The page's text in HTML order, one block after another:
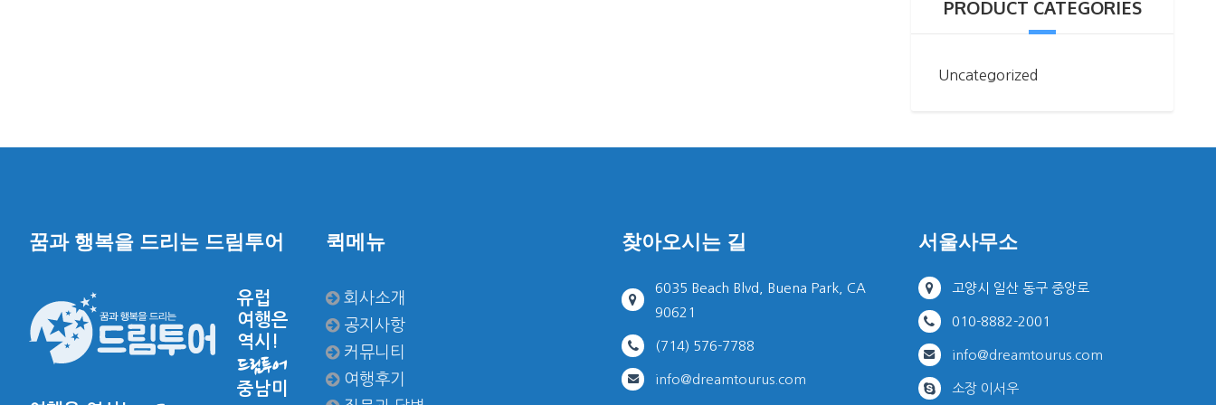
PRODUCT CATEGORIES
Uncategorized
꿈과 행복을 드리는 드림투어
유럽
여행은
역시!
드림투어
중남미
퀵메뉴
회사소개
공지사항
커뮤니티
여행후기
찾아오시는 길
6035 Beach Blvd, Buena Park, CA
90621
(714) 576-7788
info@dreamtourus.com
서울사무소
고양시 일산 동구 중앙로
010-8882-2001
info@dreamtourus.com
소장 이서우